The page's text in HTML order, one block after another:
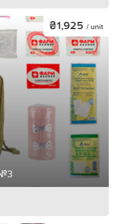
₴1,925 / unit